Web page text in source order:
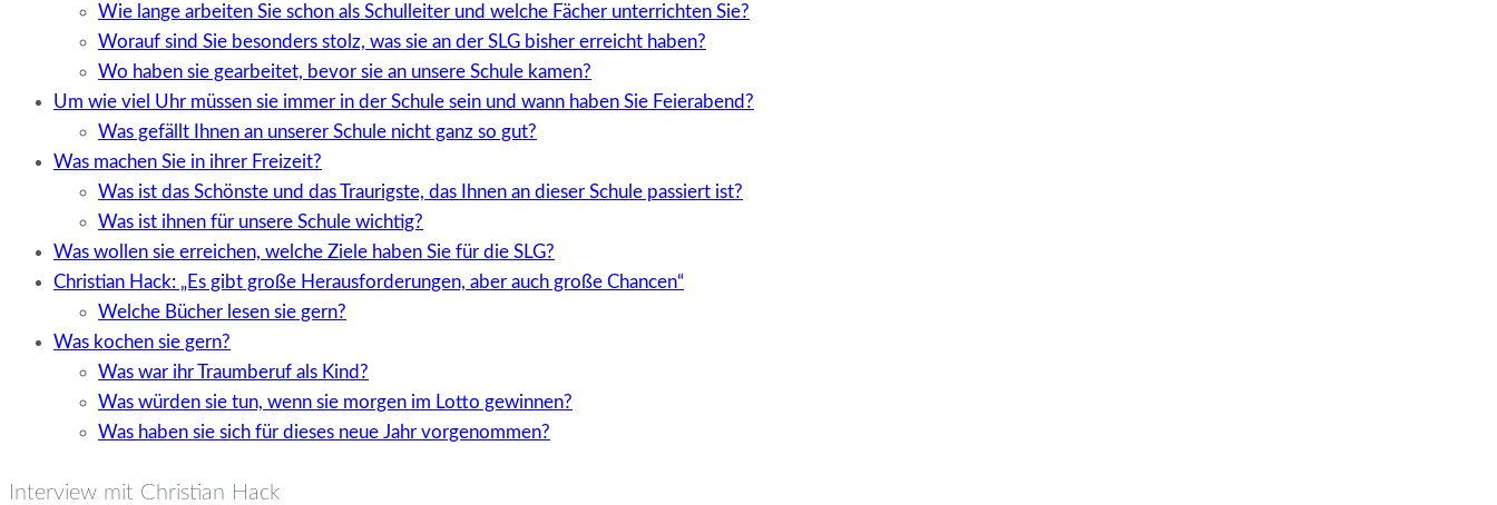
Wie lange arbeiten Sie schon als Schulleiter und welche Fächer unterrichten Sie?
Worauf sind Sie besonders stolz, was sie an der SLG bisher erreicht haben?
Wo haben sie gearbeitet, bevor sie an unsere Schule kamen?
Um wie viel Uhr müssen sie immer in der Schule sein und wann haben Sie Feierabend?
Was gefällt Ihnen an unserer Schule nicht ganz so gut?
Was machen Sie in ihrer Freizeit?
Was ist das Schönste und das Traurigste, das Ihnen an dieser Schule passiert ist?
Was ist ihnen für unsere Schule wichtig?
Was wollen sie erreichen, welche Ziele haben Sie für die SLG?
Christian Hack: „Es gibt große Herausforderungen, aber auch große Chancen“
Welche Bücher lesen sie gern?
Was kochen sie gern?
Was war ihr Traumberuf als Kind?
Was würden sie tun, wenn sie morgen im Lotto gewinnen?
Was haben sie sich für dieses neue Jahr vorgenommen?
Interview mit Christian Hack